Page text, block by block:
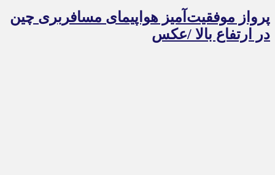
پرواز موفقیت‌آمیز هواپیمای مسافربری چین
در ارتفاع بالا /عکس